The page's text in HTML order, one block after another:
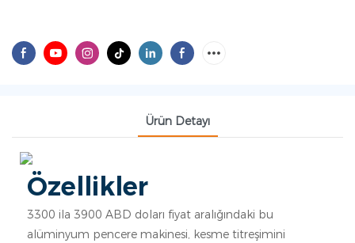
Ürün Detayı
Özellikler
3300 ila 3900 ABD doları fiyat aralığındaki bu
alüminyum pencere makinesi, kesme titreşimini